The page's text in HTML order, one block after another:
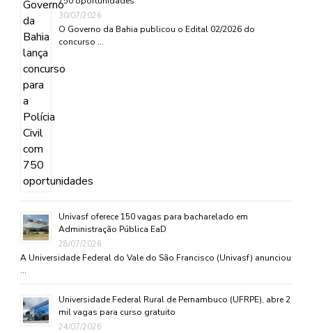
30/07/2026
O Governo da Bahia publicou o Edital 02/2026 do
concurso …
Univasf oferece 150 vagas para bacharelado em
Administração Pública EaD
28/07/2026
A Universidade Federal do Vale do São Francisco (Univasf) anunciou
…
Universidade Federal Rural de Pernambuco (UFRPE), abre 2
mil vagas para curso gratuito
24/07/2026